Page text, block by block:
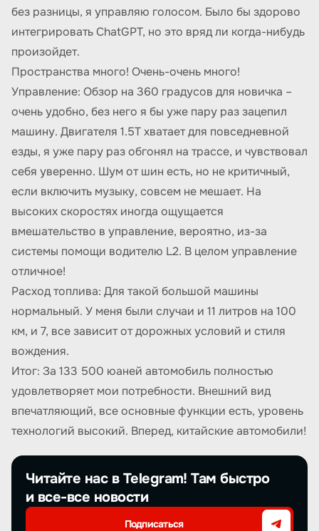
без разницы, я управляю голосом. Было бы здорово
интегрировать ChatGPT, но это вряд ли когда-нибудь
произойдет.
Пространства много! Очень-очень много!
Управление: Обзор на 360 градусов для новичка –
очень удобно, без него я бы уже пару раз зацепил
машину. Двигателя 1.5T хватает для повседневной
езды, я уже пару раз обгонял на трассе, и чувствовал
себя уверенно. Шум от шин есть, но не критичный,
если включить музыку, совсем не мешает. На
высоких скоростях иногда ощущается
вмешательство в управление, вероятно, из-за
системы помощи водителю L2. В целом управление
отличное!
Расход топлива: Для такой большой машины
нормальный. У меня были случаи и 11 литров на 100
км, и 7, все зависит от дорожных условий и стиля
вождения.
Итог: За 133 500 юаней автомобиль полностью
удовлетворяет мои потребности. Внешний вид
впечатляющий, все основные функции есть, уровень
технологий высокий. Вперед, китайские автомобили!
Читайте нас в Telegram! Там быстро
и все-все новости
Подписаться